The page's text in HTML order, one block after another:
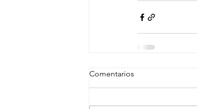
Comentarios